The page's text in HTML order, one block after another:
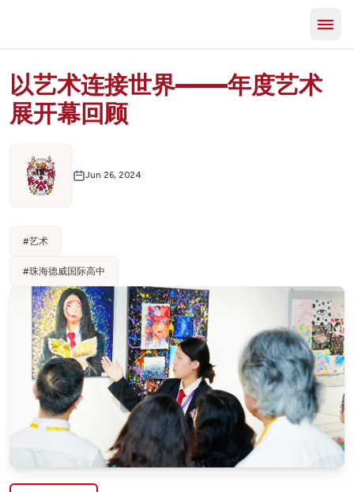
以艺术连接世界——年度艺术
展开幕回顾
Jun 26, 2024
#艺术
#珠海德威国际高中